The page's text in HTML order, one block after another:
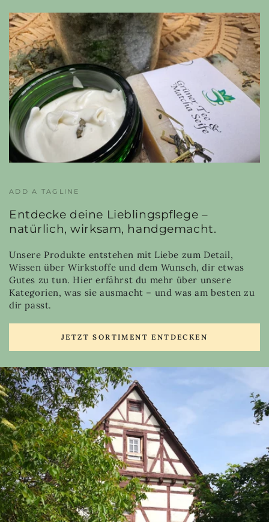
ADD A TAGLINE
Entdecke deine Lieblingspflege –
natürlich, wirksam, handgemacht.
Unsere Produkte entstehen mit Liebe zum Detail,
Wissen über Wirkstoffe und dem Wunsch, dir etwas
Gutes zu tun. Hier erfährst du mehr über unsere
Kategorien, was sie ausmacht – und was am besten zu
dir passt.
JETZT SORTIMENT ENTDECKEN